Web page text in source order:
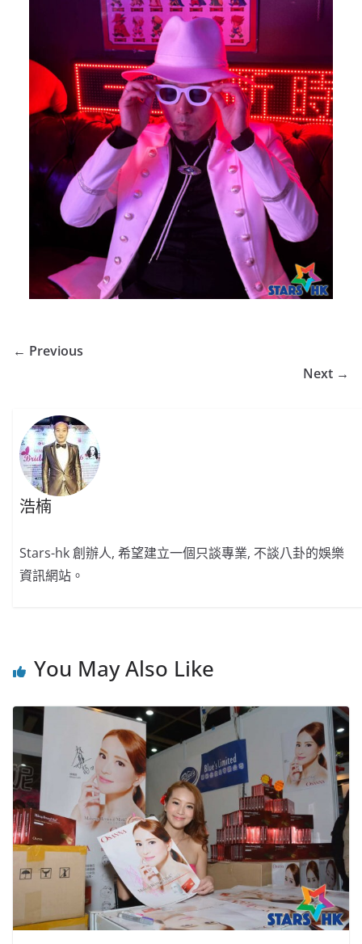
← Previous
Next →
浩楠
Stars-hk 創辦人, 希望建立一個只談專業, 不談八卦的娛樂
資訊網站。
You May Also Like